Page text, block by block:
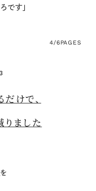
です」
4/6PAGES
けで、
りました